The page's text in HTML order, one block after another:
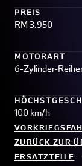
PREIS
RM 3.950
MOTORART
6-Zylinder-
100 km/h
ZURÜCK ZUR
ERSATZTEILE